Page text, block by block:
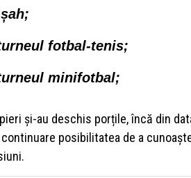
fotbal-tenis;
minifotbal;
și-au deschis porțile, încă din
posibilitatea de a